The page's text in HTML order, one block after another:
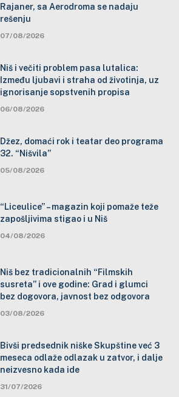
Rajaner, sa Aerodroma se nadaju
rešenju
07/08/2026
Niš i večiti problem pasa lutalica:
Između ljubavi i straha od životinja, uz
ignorisanje sopstvenih propisa
06/08/2026
Džez, domaći rok i teatar deo programa
32. “Nišvila”
05/08/2026
“Liceulice” – magazin koji pomaže teže
zapošljivima stigao i u Niš
04/08/2026
Niš bez tradicionalnih “Filmskih
susreta” i ove godine: Grad i glumci
bez dogovora, javnost bez odgovora
03/08/2026
Bivši predsednik niške Skupštine već 3
meseca odlaže odlazak u zatvor, i dalje
neizvesno kada ide
31/07/2026